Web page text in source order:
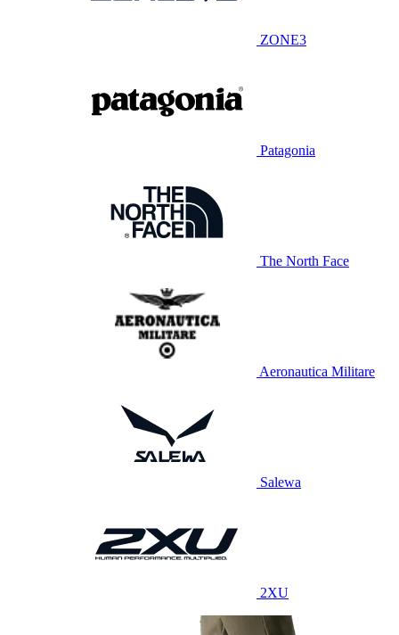
ZONE3
Patagonia
The North Face
Aeronautica Militare
Salewa
2XU